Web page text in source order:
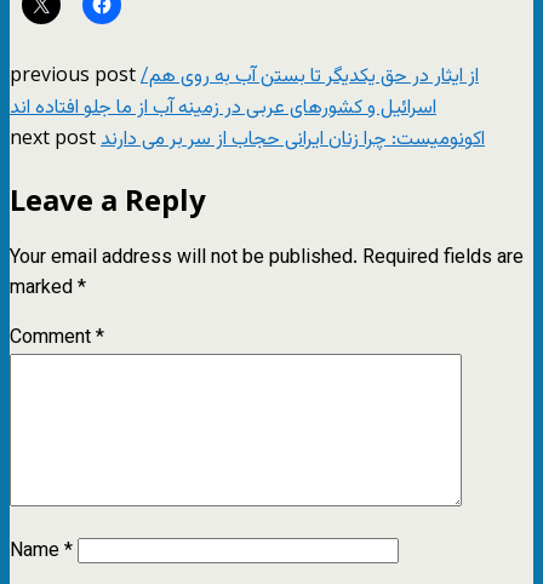
previous postاز ایثار در حق یکدیگر تا بستن آب به روی هم/
اسرائیل و کشورهای عربی در زمینه آب از ما جلو افتاده اند
next postاکونومیست: چرا زنان ایرانی حجاب از سر بر می دارند
Leave a Reply
Your email address will not be published. Required fields are
marked*
Comment*
Name*